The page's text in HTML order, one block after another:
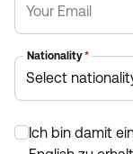
Nationality*
Ich bin damit